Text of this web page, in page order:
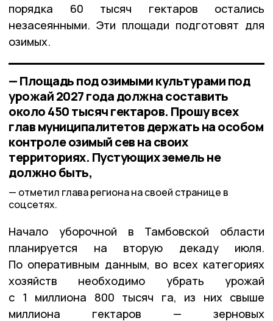
порядка 60 тысяч гектаров остались
незасеянными. Эти площади подготовят для
озимых.
— Площадь под озимыми культурами под
урожай 2027 года должна составить
около 450 тысяч гектаров. Прошу всех
глав муниципалитетов держать на особом
контроле озимый сев на своих
территориях. Пустующих земель не
должно быть,
отметил глава региона на своей странице в
соцсетях.
Начало уборочной в Тамбовской области
планируется на вторую декаду июля.
По оперативным данным, во всех категориях
хозяйств необходимо убрать урожай
с 1 миллиона 800 тысяч га, из них свыше
миллиона гектаров — зерновых